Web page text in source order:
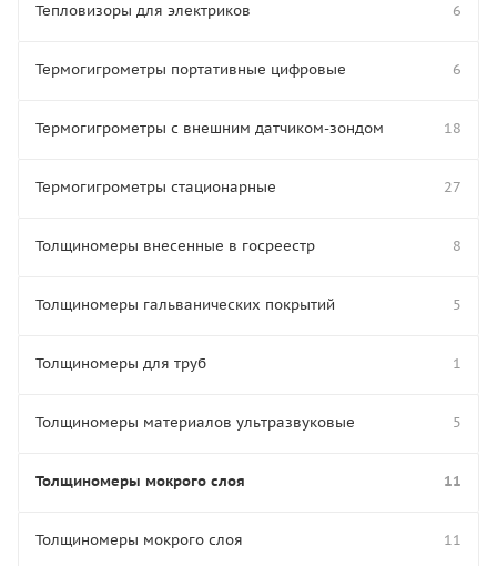
Тепловизоры для электриков 6
Термогигрометры портативные цифровые 6
Термогигрометры с внешним датчиком-зондом 18
Термогигрометры стационарные 27
Толщиномеры внесенные в госреестр 8
Толщиномеры гальванических покрытий 5
Толщиномеры для труб 1
Толщиномеры материалов ультразвуковые 5
Толщиномеры мокрого слоя 11
Толщиномеры мокрого слоя 11